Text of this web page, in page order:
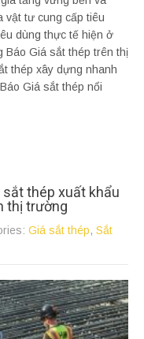
vật tư cung cấp tiêu
dùng thực tế hiện ở
Báo Giá sắt thép trên thị
thép xây dựng nhanh
Giá sắt thép nổi
thép xuất khẩu
thị trường
Giá sắt thép, Sắt